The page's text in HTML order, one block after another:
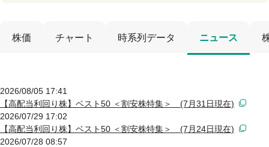
株価 チャート 時系列データ ニュース
2026/08/05 17:41
【高配当利回り株】ベスト50 ＜割安株特集＞ (7月31日現在)
2026/07/29 17:02
【高配当利回り株】ベスト50 ＜割安株特集＞ (7月24日現在)
2026/07/28 08:57